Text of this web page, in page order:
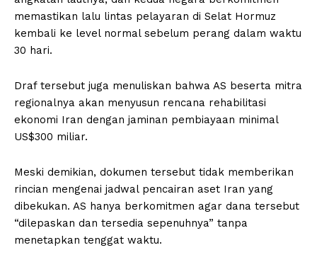
memastikan lalu lintas pelayaran di Selat Hormuz
kembali ke level normal sebelum perang dalam waktu
30 hari.
Draf tersebut juga menuliskan bahwa AS beserta mitra
regionalnya akan menyusun rencana rehabilitasi
ekonomi Iran dengan jaminan pembiayaan minimal
US$300 miliar.
Meski demikian, dokumen tersebut tidak memberikan
rincian mengenai jadwal pencairan aset Iran yang
dibekukan. AS hanya berkomitmen agar dana tersebut
“dilepaskan dan tersedia sepenuhnya” tanpa
menetapkan tenggat waktu.